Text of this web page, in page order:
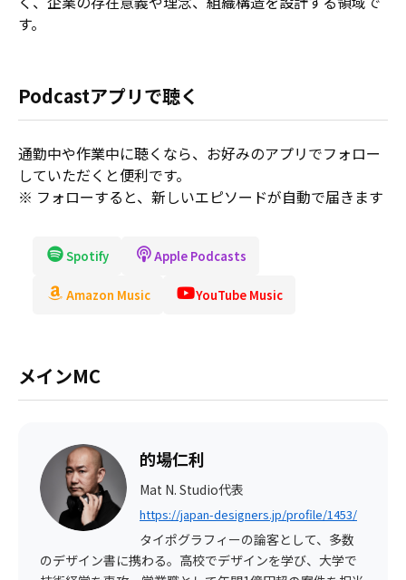
す。
Podcastアプリで聴く
通勤中や作業中に聴くなら、お好みのアプリでフォロー
していただくと便利です。
※ フォローすると、新しいエピソードが自動で届きます
Spotify Apple Podcasts
Amazon Music YouTube Music
メインMC
的場仁利
Mat N. Studio代表
https://japan-designers.jp/profile/1453/
タイポグラフィーの論客として、多数
のデザイン書に携わる。高校でデザインを学び、大学で